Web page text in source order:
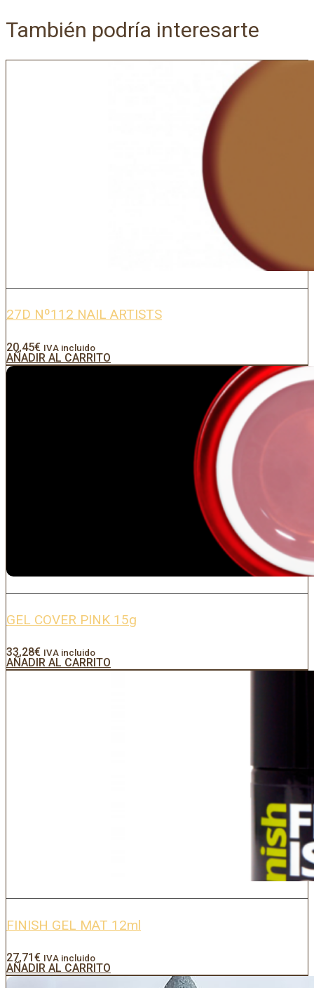
También podría interesarte
27D Nº112 NAIL ARTISTS
20,45€ IVA incluido
AÑADIR AL CARRITO
GEL COVER PINK 15g
33,28€ IVA incluido
AÑADIR AL CARRITO
FINISH GEL MAT 12ml
27,71€ IVA incluido
AÑADIR AL CARRITO